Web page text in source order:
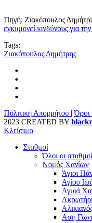
Πηγή: Ζιακόπουλος
εγκυμονεί κινδύνους για
Tags:
Ζιακόπουλος Δημήτρης
Πολιτική Απορρήτου |Όροι
2023 CREATED BY
Κλείσιμο
Σταθμοί
Όλοι οι σταθμοί
Νομός Χανίων
Άγιοι
Αγίου
Αγυιά
Ακρωτήρι
Ασή